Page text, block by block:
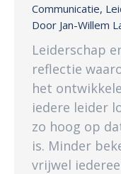
Communicatie,
Door Jan-Willem
Leiderschap
reflectie
het
iedere leider
zo hoog op
is. Minder
vrijwel